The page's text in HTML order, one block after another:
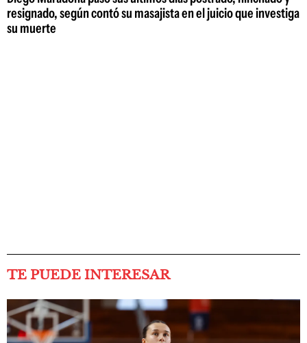
resignado, según contó su masajista en el juicio que investiga
su muerte
TE PUEDE INTERESAR